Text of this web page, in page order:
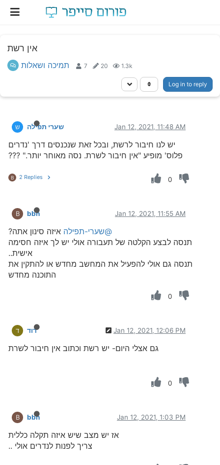
אין רשת
תמיכה ושאלות 7 20 1.3k
Log in to reply
ש שערי תפילה Jan 12, 2021, 11:48 AM
יש לנו חיבור לרשת, ובכל זאת שנכנסים דרך 'נדרים
פלוס' מופיע "אין חיבור לשרת. נסה מאוחר יותר." ???
B 2 Replies 0
B bbn Jan 12, 2021, 11:55 AM
@שערי-תפילה איזה סינון אתה?
תנסה לבצע הקלטה של תעבורה אולי יש לך איזה חסימה
אישית..
תנסה גם אולי להפעיל את המחשב מחדש או להתקין את
התוכנה מחדש
0
ד דוד Jan 12, 2021, 12:06 PM
גם אצלי היום- יש רשת וכתוב אין חיבור לשרת
0
B bbn Jan 12, 2021, 1:03 PM
אז יש מצב שיש איזה תקלה כללית
צריך לפנות לנדרים אולי ..